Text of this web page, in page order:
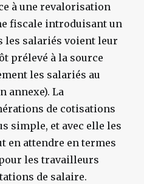
à une revalorisation
fiscale introduisant un
les salariés voient leur
prélevé à la source
les salariés au
annexe). La
de cotisations
simple, et avec elle les
en attendre en termes
les travailleurs
de salaire.